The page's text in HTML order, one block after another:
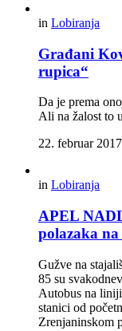
in Lobiranja
Građani
rupica“
Da je prema
Ali na žalost to
22. februar
in Lobiranja
APEL
polazaka
Gužve na
85 su
Autobus na
stanici od
Zrenjaninskom